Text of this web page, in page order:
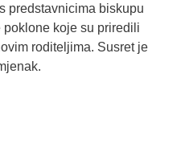
predstavnicima biskupu
koje su priredili
roditeljima. Susret je